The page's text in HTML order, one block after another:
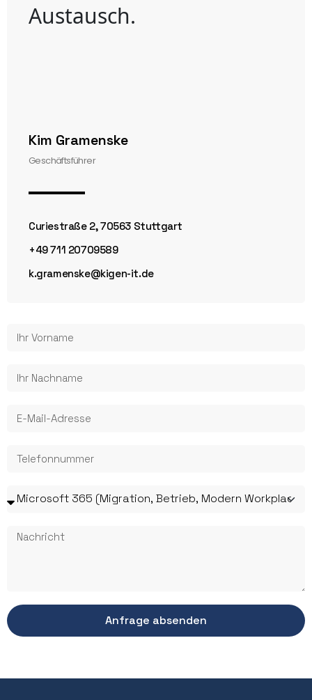
Austausch.
Kim Gramenske
Geschäftsführer
Curiestraße 2, 70563 Stuttgart
+49 711 20709589
k.gramenske@kigen-it.de
Anfrage absenden